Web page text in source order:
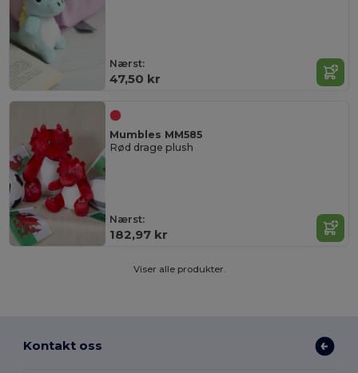
Nærst:
47,50 kr
Mumbles MM585
Rød drage plush
Nærst:
182,97 kr
Viser alle produkter.
Kontakt oss